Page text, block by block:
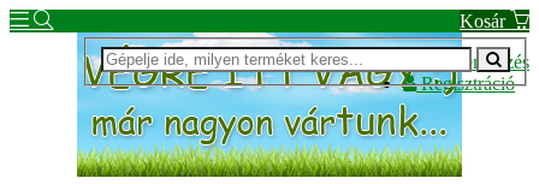
Kosár
Bejelentkezés
Regisztráció